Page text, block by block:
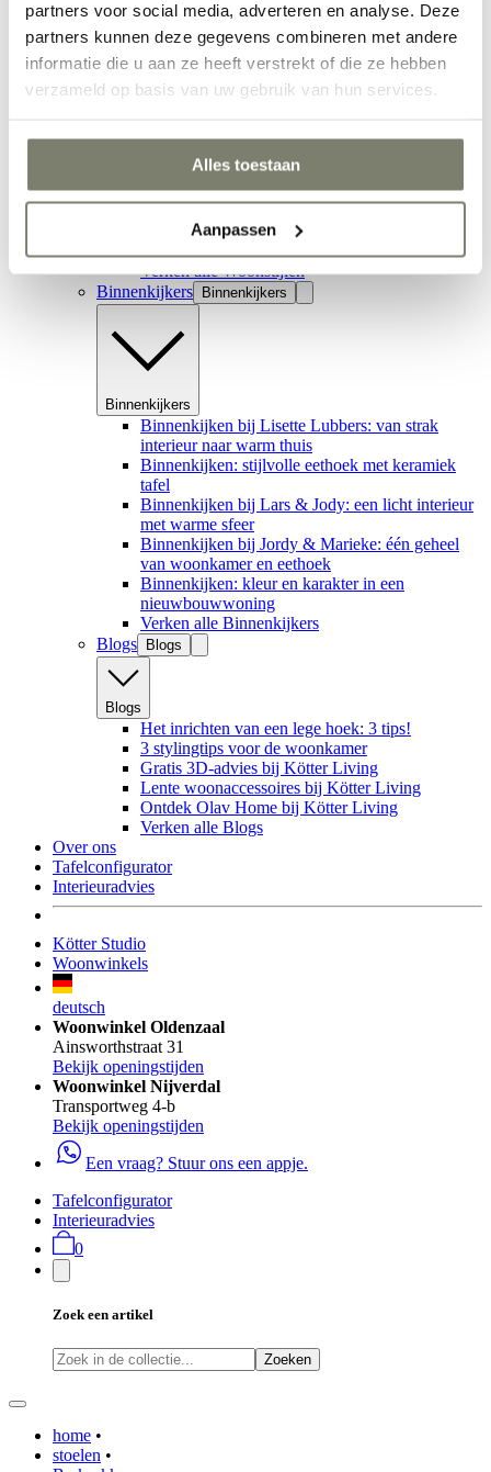
partners voor social media, adverteren en analyse. Deze
partners kunnen deze gegevens combineren met andere
informatie die u aan ze heeft verstrekt of die ze hebben
verzameld op basis van uw gebruik van hun services.
Alles toestaan
Aanpassen
Inspiratie
Woonstijlen
Japandi interieur
Hotel chic
Stijlvol wonen
Ethno interieur
Verken alle Woonstijlen
Binnenkijkers
Binnenkijkers
Binnenkijkers
Binnenkijken bij Lisette Lubbers: van strak
interieur naar warm thuis
Binnenkijken: stijlvolle eethoek met keramiek
tafel
Binnenkijken bij Lars & Jody: een licht interieur
met warme sfeer
Binnenkijken bij Jordy & Marieke: één geheel
van woonkamer en eethoek
Binnenkijken: kleur en karakter in een
nieuwbouwwoning
Verken alle Binnenkijkers
Blogs
Blogs
Blogs
Het inrichten van een lege hoek: 3 tips!
3 stylingtips voor de woonkamer
Gratis 3D-advies bij Kötter Living
Lente woonaccessoires bij Kötter Living
Ontdek Olav Home bij Kötter Living
Verken alle Blogs
Over ons
Tafelconfigurator
Interieuradvies
Kötter Studio
Woonwinkels
deutsch
Woonwinkel Oldenzaal
Ainsworthstraat 31
Bekijk openingstijden
Woonwinkel Nijverdal
Transportweg 4-b
Bekijk openingstijden
Een vraag? Stuur ons een appje.
Tafelconfigurator
Interieuradvies
0
Zoek een artikel
Zoeken
home •
stoelen •